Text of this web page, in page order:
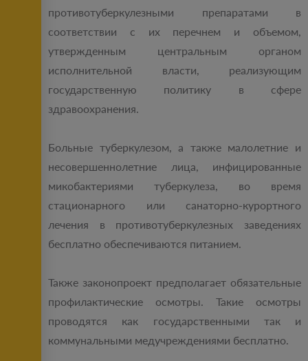
противотуберкулезными препаратами в
соответствии с их перечнем и объемом,
утвержденным центральным органом
исполнительной власти, реализующим
государственную политику в сфере
здравоохранения.
Больные туберкулезом, а также малолетние и
несовершеннолетние лица, инфицированные
микобактериями туберкулеза, во время
стационарного или санаторно-курортного
лечения в противотуберкулезных заведениях
бесплатно обеспечиваются питанием.
Также законопроект предполагает обязательные
профилактические осмотры. Такие осмотры
проводятся как государственными так и
коммунальными медучреждениями бесплатно.